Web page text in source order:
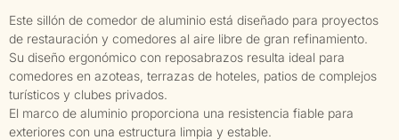
Este sillón de comedor de aluminio está diseñado para proyectos
de restauración y comedores al aire libre de gran refinamiento.
Su diseño ergonómico con reposabrazos resulta ideal para
comedores en azoteas, terrazas de hoteles, patios de complejos
turísticos y clubes privados.
El marco de aluminio proporciona una resistencia fiable para
exteriores con una estructura limpia y estable.